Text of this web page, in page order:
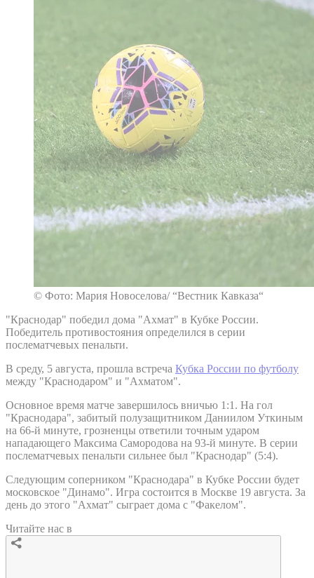
© Фото: Мария Новоселова/ “Вестник Кавказа“
"Краснодар" победил дома "Ахмат" в Кубке России.
Победитель противостояния определился в серии
послематчевых пенальти.
В среду, 5 августа, прошла встреча Кубка России по футболу
между "Краснодаром" и "Ахматом".
Основное время матче завершилось вничью 1:1. На гол
"Краснодара", забитый полузащитником Даниилом Уткиным
на 66-й минуте, грозненцы ответили точным ударом
нападающего Максима Самородова на 93-й минуте. В серии
послематчевых пенальти сильнее был "Краснодар" (5:4).
Следующим соперником "Краснодара" в Кубке России будет
московское "Динамо". Игра состоится в Москве 19 августа. За
день до этого "Ахмат" сыграет дома с "Факелом".
Читайте нас в